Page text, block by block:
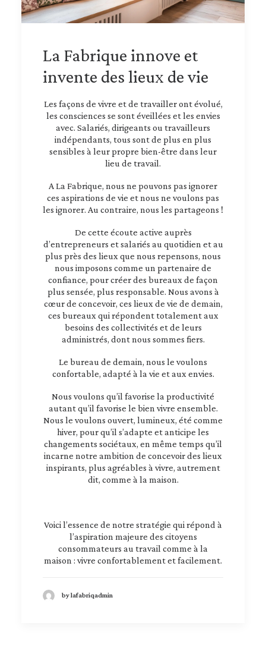
La Fabrique innove et
invente des lieux de vie
Les façons de vivre et de travailler ont évolué,
les consciences se sont éveillées et les envies
avec. Salariés, dirigeants ou travailleurs
indépendants, tous sont de plus en plus
sensibles à leur propre bien-être dans leur
lieu de travail.
A La Fabrique, nous ne pouvons pas ignorer
ces aspirations de vie et nous ne voulons pas
les ignorer. Au contraire, nous les partageons !
De cette écoute active auprès
d’entrepreneurs et salariés au quotidien et au
plus près des lieux que nous repensons, nous
nous imposons comme un partenaire de
confiance, pour créer des bureaux de façon
plus sensée, plus responsable. Nous avons à
cœur de concevoir, ces lieux de vie de demain,
ces bureaux qui répondent totalement aux
besoins des collectivités et de leurs
administrés, dont nous sommes fiers.
Le bureau de demain, nous le voulons
confortable, adapté à la vie et aux envies.
Nous voulons qu’il favorise la productivité
autant qu’il favorise le bien vivre ensemble.
Nous le voulons ouvert, lumineux, été comme
hiver, pour qu’il s’adapte et anticipe les
changements sociétaux, en même temps qu’il
incarne notre ambition de concevoir des lieux
inspirants, plus agréables à vivre, autrement
dit, comme à la maison.
Voici l’essence de notre stratégie qui répond à
l’aspiration majeure des citoyens
consommateurs au travail comme à la
maison : vivre confortablement et facilement.
by lafabriqadmin